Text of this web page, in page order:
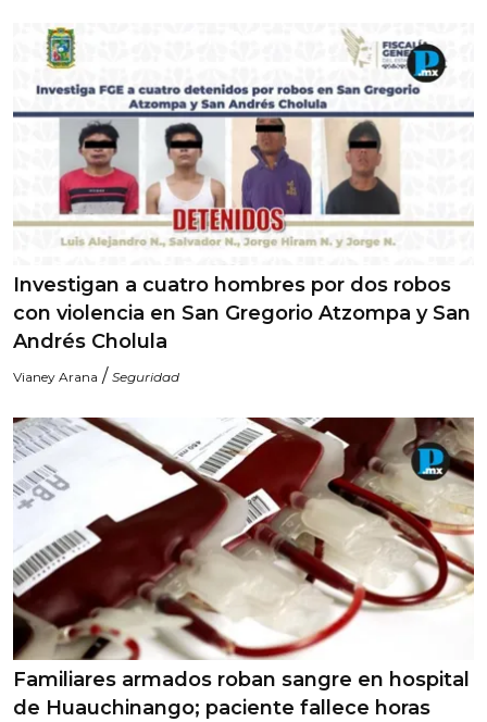
Investigan a cuatro hombres por dos robos
con violencia en San Gregorio Atzompa y San
Andrés Cholula
Vianey Arana / Seguridad
Familiares armados roban sangre en hospital
de Huauchinango; paciente fallece horas